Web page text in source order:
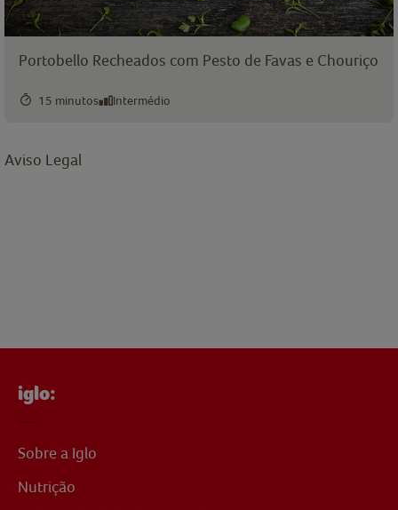
Portobello Recheados com Pesto de Favas e Chouriço
15 minutos Intermédio
Aviso Legal
iglo:
Sobre a Iglo
Nutrição